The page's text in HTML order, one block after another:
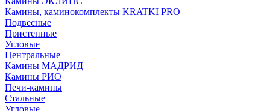
Камины, каминокомплекты KRATKI PRO
Подвесные
Пристенные
Угловые
Центральные
Камины МАДРИД
Камины РИО
Печи-камины
Стальные
Угловые